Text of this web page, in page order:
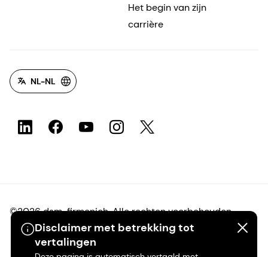
Disclaimer met betrekking tot
vertalingen
Het begin van zijn
carrière
NL-NL
©2026 dsm-firmenich. Alle rechten voorbehouden.
Privacyverklaring